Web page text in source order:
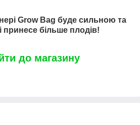
Grow Bag буде сильною та
принесе більше плодів!
до магазину